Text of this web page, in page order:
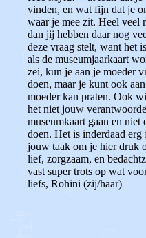
vinden, en wat fijn dat je
waar je mee zit. Heel veel
dan jij hebben daar nog
deze vraag stelt, want het
als de museumjaarkaart
zei, kun je aan je moeder
doen, maar je kunt ook
moeder kan praten. Ook
het niet jouw
museumkaart gaan en niet
doen. Het is inderdaad
jouw taak om je hier druk
lief, zorgzaam, en
vast super trots op wat
liefs, Rohini (zij/haar)